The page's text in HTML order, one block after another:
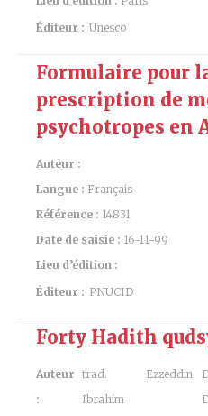
Éditeur : Unesco
Formulaire pour
prescription de
psychotropes en
Auteur :
Langue : Français
Référence : 14831
Date de saisie : 16-11-99
Lieu d’édition :
Éditeur : PNUCID
Forty Hadith
Auteur
:
trad. Ezzeddin
Ibrahim